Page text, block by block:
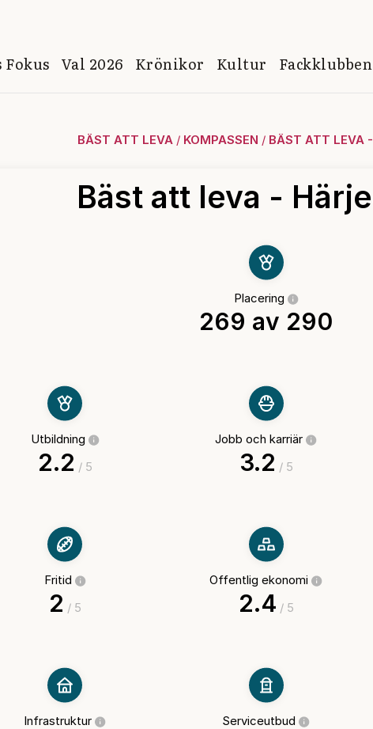
Fokus Val 2026 Krönikor Kultur Fackklubben
BÄST ATT LEVA / KOMPASSEN / BÄST ATT LEVA
Bäst att leva -
Placering
269 av 290
Utbildning
2.2 / 5
Jobb och karriär
3.2 / 5
Fritid
2 / 5
Offentlig ekonomi
2.4 / 5
Infrastruktur Serviceutbud